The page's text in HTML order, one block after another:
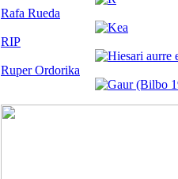
Rafa Rueda
RIP
Ruper Ordorika